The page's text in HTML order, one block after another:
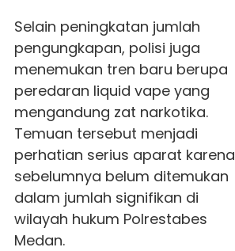
Selain peningkatan jumlah
pengungkapan, polisi juga
menemukan tren baru berupa
peredaran liquid vape yang
mengandung zat narkotika.
Temuan tersebut menjadi
perhatian serius aparat karena
sebelumnya belum ditemukan
dalam jumlah signifikan di
wilayah hukum Polrestabes
Medan.